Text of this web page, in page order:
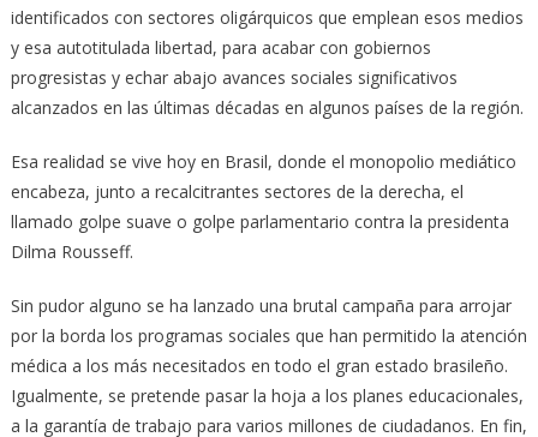
identificados con sectores oligárquicos que emplean esos medios
y esa autotitulada libertad, para acabar con gobiernos
progresistas y echar abajo avances sociales significativos
alcanzados en las últimas décadas en algunos países de la región.
Esa realidad se vive hoy en Brasil, donde el monopolio mediático
encabeza, junto a recalcitrantes sectores de la derecha, el
llamado golpe suave o golpe parlamentario contra la presidenta
Dilma Rousseff.
Sin pudor alguno se ha lanzado una brutal campaña para arrojar
por la borda los programas sociales que han permitido la atención
médica a los más necesitados en todo el gran estado brasileño.
Igualmente, se pretende pasar la hoja a los planes educacionales,
a la garantía de trabajo para varios millones de ciudadanos. En fin,